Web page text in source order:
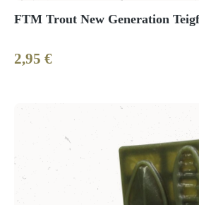
FTM Trout New Generation
Regulärer Preis:
2,95 €